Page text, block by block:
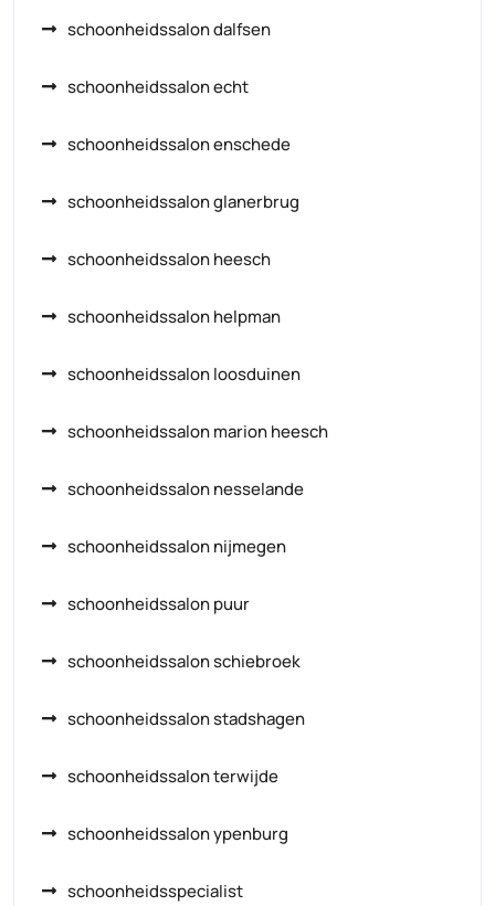
schoonheidssalon dalfsen
schoonheidssalon echt
schoonheidssalon enschede
schoonheidssalon glanerbrug
schoonheidssalon heesch
schoonheidssalon helpman
schoonheidssalon loosduinen
schoonheidssalon marion heesch
schoonheidssalon nesselande
schoonheidssalon nijmegen
schoonheidssalon puur
schoonheidssalon schiebroek
schoonheidssalon stadshagen
schoonheidssalon terwijde
schoonheidssalon ypenburg
schoonheidsspecialist